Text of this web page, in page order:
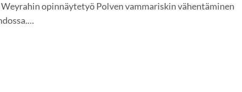
opinnäytetyö Polven vammariskin vähentäminen